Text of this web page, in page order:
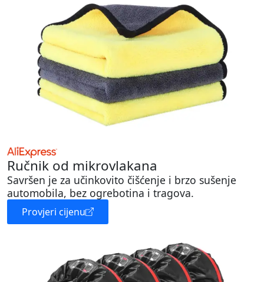
Ručnik od mikrovlakana
Savršen je za učinkovito čišćenje i brzo sušenje
automobila, bez ogrebotina i tragova.
Provjeri cijenu